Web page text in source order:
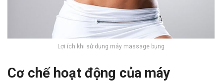
Lợi ích khi sử dụng máy massage bụng
Cơ chế hoạt động của máy